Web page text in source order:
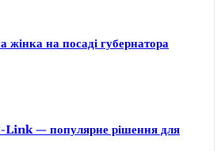
на посаді губернатора
— популярне рішення для